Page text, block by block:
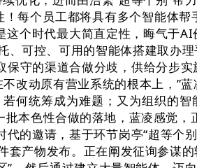
每个员工都将具有多个智能体
个时代最大简直定性，晦气于
可控、可用的智能体搭建取办
守的渠道合做分歧，供给分步
改动原有营业系统的根本上，”
何统筹成为难题；又为组织的
本色性合做的落地，蓝凌感觉
的邀请，基于环节岗亭“超等
产物发布。正在阐发征询参谋